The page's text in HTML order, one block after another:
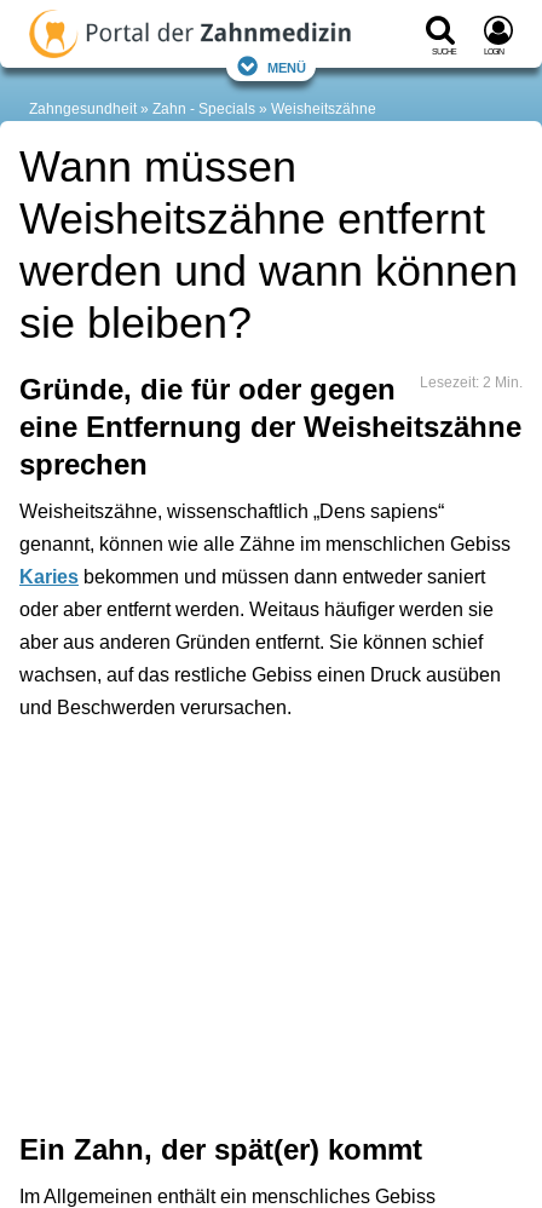
Suche Login
Menü
Zahngesundheit Zahn - Specials Weisheitszähne
Wann müssen
Weisheitszähne entfernt
werden und wann können
sie bleiben?
Lesezeit: 2 Min.
Gründe, die für oder gegen
eine Entfernung der Weisheitszähne
sprechen
Weisheitszähne, wissenschaftlich „Dens sapiens“
genannt, können wie alle Zähne im menschlichen Gebiss
Karies bekommen und müssen dann entweder saniert
oder aber entfernt werden. Weitaus häufiger werden sie
aber aus anderen Gründen entfernt. Sie können schief
wachsen, auf das restliche Gebiss einen Druck ausüben
und Beschwerden verursachen.
Ein Zahn, der spät(er) kommt
Im Allgemeinen enthält ein menschliches Gebiss